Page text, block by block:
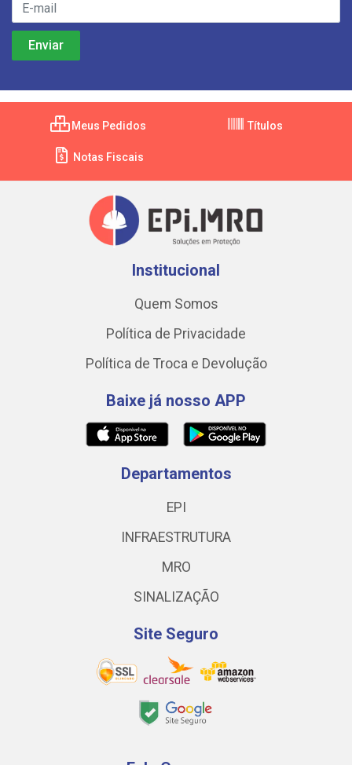
Meus Pedidos Títulos
Notas Fiscais
Institucional
Quem Somos
Política de Privacidade
Política de Troca e Devolução
Baixe já nosso APP
Departamentos
EPI
INFRAESTRUTURA
MRO
SINALIZAÇÃO
Site Seguro